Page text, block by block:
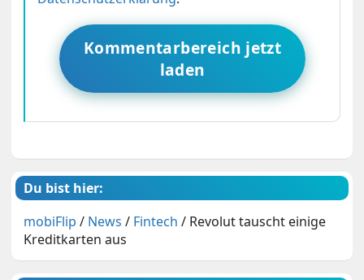
Kommentarbereich jetzt
laden
Du bist hier:
mobiFlip / News / Fintech / Revolut tauscht einige
Kreditkarten aus